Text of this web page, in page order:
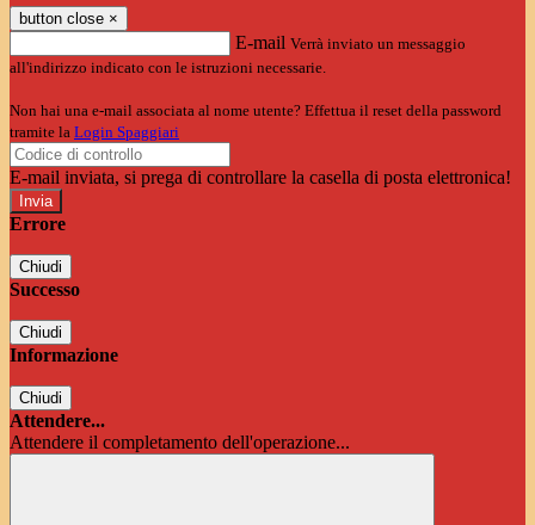
button close ×
E-mail Verrà inviato un messaggio
all'indirizzo indicato con le istruzioni necessarie.
Non hai una e-mail associata al nome utente? Effettua il reset della password
tramite la Login Spaggiari
E-mail inviata, si prega di controllare la casella di posta elettronica!
Errore
Chiudi
Successo
Chiudi
Informazione
Chiudi
Attendere...
Attendere il completamento dell'operazione...